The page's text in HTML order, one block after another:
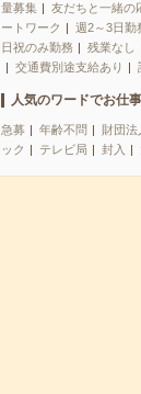
量募集
友だちと一緒の
ートワーク
週2～3日勤
日祝のみ勤務
残業なし
交通費別途支給あり
人気のワードでお仕
急募 年齢不問 財団法
ック
テレビ局 封入